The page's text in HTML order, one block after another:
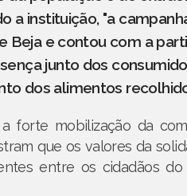
a instituição, "a
Beja e contou com a
junto dos
dos alimentos
forte mobilização da
que os valores da
entre os cidadãos do